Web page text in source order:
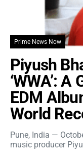
Prime News Now
Piyush
‘WWA’:
EDM
World
Pune, India —
music producer